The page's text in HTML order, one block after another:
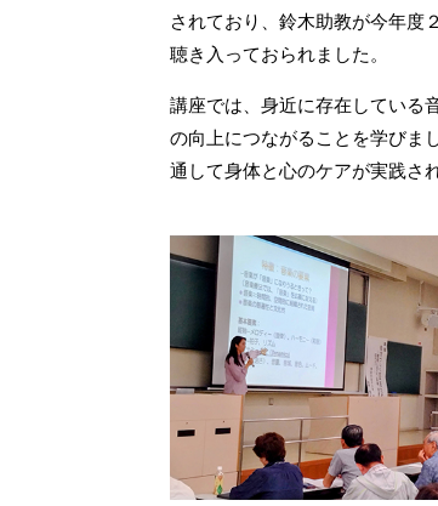
されており、鈴木助教が今年度
聴き入っておられました。
講座では、身近に存在している
の向上につながることを学びま
通して身体と心のケアが実践さ